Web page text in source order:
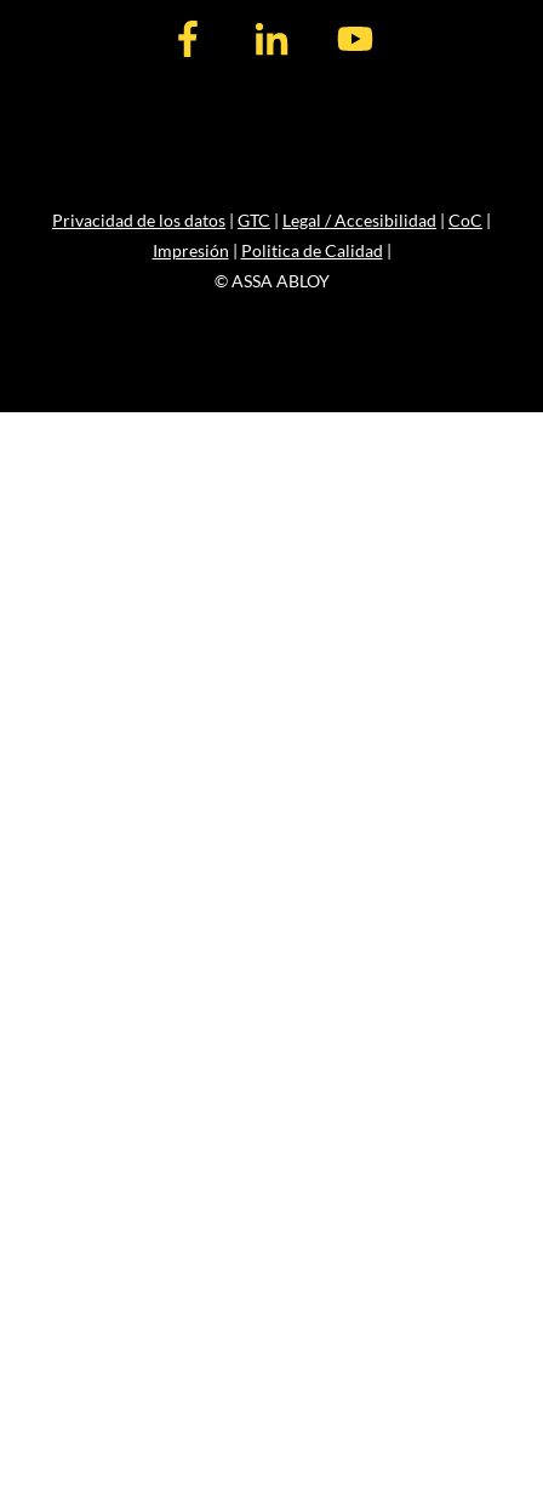
Privacidad de los datos | GTC | Legal / Accesibilidad | CoC |
Impresión | Politica de Calidad |
© ASSA ABLOY